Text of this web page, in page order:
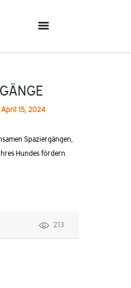
April 15, 2024
Spaziergängen,
Hundes fördern.
213